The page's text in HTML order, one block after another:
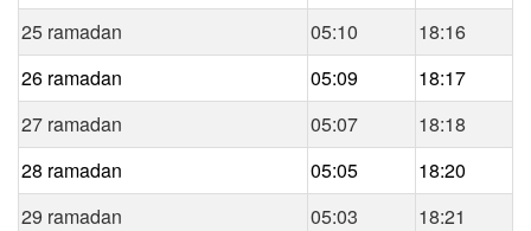
25 ramadan
05:10
18:16
26 ramadan
05:09
18:17
27 ramadan
05:07
18:18
28 ramadan
05:05
18:20
29 ramadan
05:03
18:21